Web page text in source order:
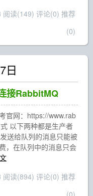
阅读(149) 评论(0) 推荐
(0)
日
接RabbitMQ
官网：https://www.rab
以下两种都是生产者
送给队列的消息只能被
，在队列中的消息只会
阅读(894) 评论(0) 推荐
(0)